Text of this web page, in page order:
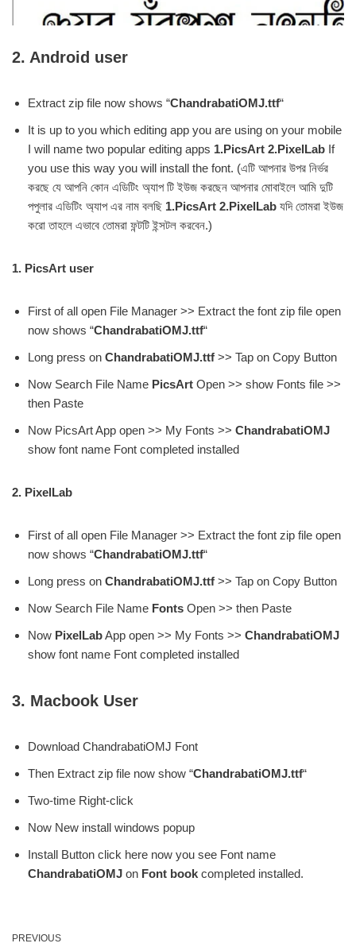
2. Android user
Extract zip file now shows “ChandrabatiOMJ.ttf“
It is up to you which editing app you are using on your mobile
I will name two popular editing apps 1.PicsArt 2.PixelLab If
you use this way you will install the font. (এটি আপনার উপর নির্ভর
করছে যে আপনি কোন এডিটিং অ্যাপ টি ইউজ করছেন আপনার মোবাইলে আমি দুটি
পপুলার এডিটিং অ্যাপ এর নাম বলছি 1.PicsArt 2.PixelLab যদি তোমরা ইউজ
করো তাহলে এভাবে তোমরা ফন্টটি ইন্সটল করবেন.)
1. PicsArt user
First of all open File Manager >> Extract the font zip file open
now shows “ChandrabatiOMJ.ttf“
Long press on ChandrabatiOMJ.ttf >> Tap on Copy Button
Now Search File Name PicsArt Open >> show Fonts file >>
then Paste
Now PicsArt App open >> My Fonts >> ChandrabatiOMJ
show font name Font completed installed
2. PixelLab
First of all open File Manager >> Extract the font zip file open
now shows “ChandrabatiOMJ.ttf“
Long press on ChandrabatiOMJ.ttf >> Tap on Copy Button
Now Search File Name Fonts Open >> then Paste
Now PixelLabApp open >> My Fonts >> ChandrabatiOMJ
show font name Font completed installed
3. Macbook User
Download ChandrabatiOMJ Font
Then Extract zip file now show “ChandrabatiOMJ.ttf“
Two-time Right-click
Now New install windows popup
Install Button click here now you see Font name
ChandrabatiOMJ on Font book completed installed.
PREVIOUS